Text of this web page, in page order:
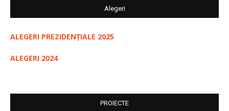
Alegeri
ALEGERI PREZIDENȚIALE 2025
ALEGERI 2024
PROIECTE